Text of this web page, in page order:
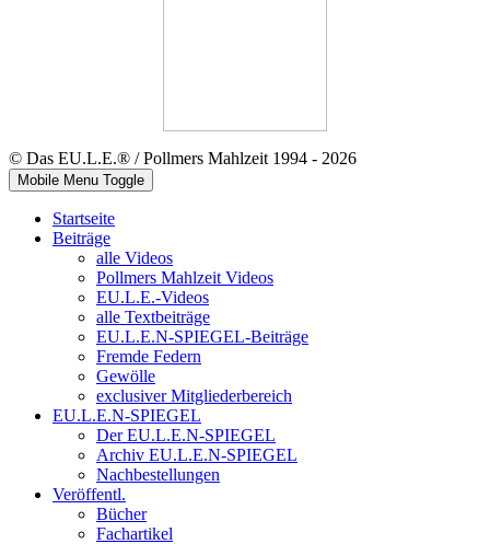
© Das EU.L.E.® / Pollmers Mahlzeit 1994 - 2026
Mobile Menu Toggle
Startseite
Beiträge
alle Videos
Pollmers Mahlzeit Videos
EU.L.E.-Videos
alle Textbeiträge
EU.L.E.N-SPIEGEL-Beiträge
Fremde Federn
Gewölle
exclusiver Mitgliederbereich
EU.L.E.N-SPIEGEL
Der EU.L.E.N-SPIEGEL
Archiv EU.L.E.N-SPIEGEL
Nachbestellungen
Veröffentl.
Bücher
Fachartikel